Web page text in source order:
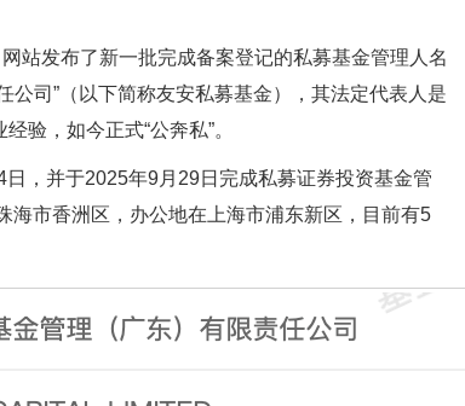
站发布了新一批完成备案登记的私募基金管理人名
司”（以下简称友安私募基金），其法定代表人是
验，如今正式“公奔私”。
，并于2025年9月29日完成私募证券投资基金管
市香洲区，办公地在上海市浦东新区，目前有5